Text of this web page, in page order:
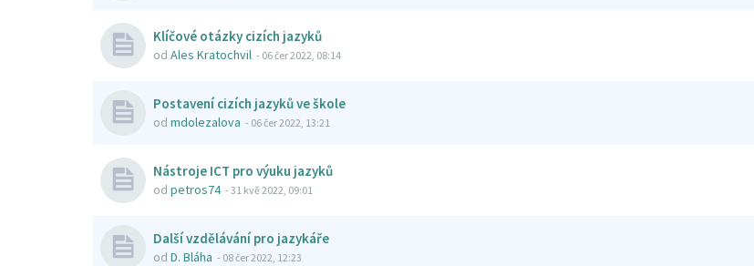
Klíčové otázky cizích jazyků
od Ales Kratochvil - 06 čer 2022, 08:14
Postavení cizích jazyků ve škole
od mdolezalova - 06 čer 2022, 13:21
Nástroje ICT pro výuku jazyků
od petros74 - 31 kvě 2022, 09:01
Další vzdělávání pro jazykáře
od D. Bláha - 08 čer 2022, 12:23